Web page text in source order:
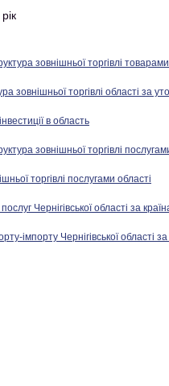
зовнішньої торгівлі
зовнішньої торгівлі області за
в область
зовнішньої торгівлі
торгівлі послугами області
Чернігівської області за
імпорту Чернігівської області